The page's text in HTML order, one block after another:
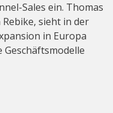
Sales ein. Thomas
sieht in der
in Europa